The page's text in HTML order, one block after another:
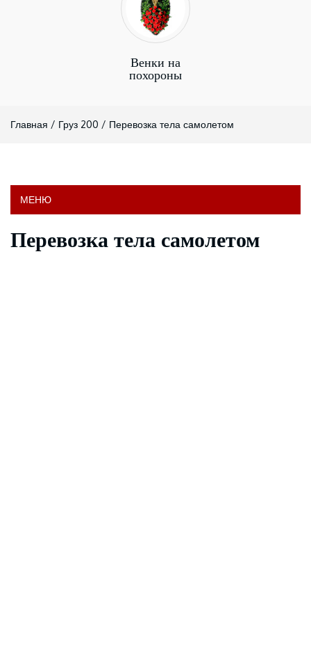
Венки на
похороны
Главная / Груз 200 / Перевозка тела самолетом
МЕНЮ
Перевозка тела самолетом